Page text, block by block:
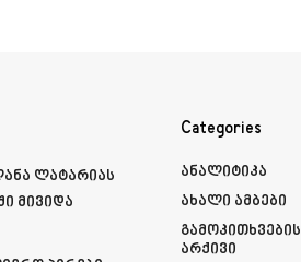
ლატარიას
მივიდა
Categories
Ანალიტიკა
Ახალი Ამბები
Გამოკითხვების
Არქივი